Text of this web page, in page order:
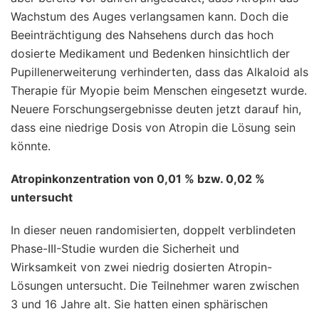
Wachstum des Auges verlangsamen kann. Doch die
Beeinträchtigung des Nahsehens durch das hoch
dosierte Medikament und Bedenken hinsichtlich der
Pupillenerweiterung verhinderten, dass das Alkaloid als
Therapie für Myopie beim Menschen eingesetzt wurde.
Neuere Forschungsergebnisse deuten jetzt darauf hin,
dass eine niedrige Dosis von Atropin die Lösung sein
könnte.
Atropinkonzentration von 0,01 % bzw. 0,02 %
untersucht
In dieser neuen randomisierten, doppelt verblindeten
Phase-III-Studie wurden die Sicherheit und
Wirksamkeit von zwei niedrig dosierten Atropin-
Lösungen untersucht. Die Teilnehmer waren zwischen
3 und 16 Jahre alt. Sie hatten einen sphärischen